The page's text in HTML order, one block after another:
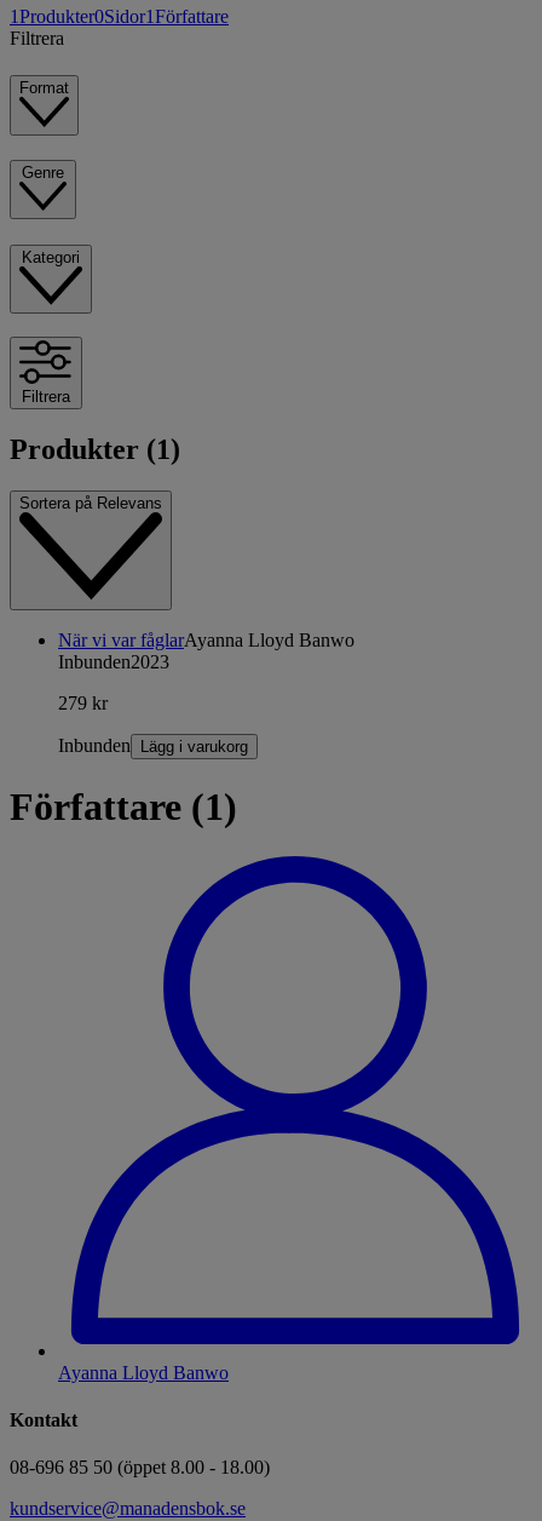
1Produkter0Sidor1Författare
Filtrera
Format
Filtrera
Produkter (1)
Sortera på Relevans
När vi var fåglarAyanna Lloyd Banwo
Inbunden2023
279 kr
Inbunden Lägg i varukorg
Författare (1)
Ayanna Lloyd Banwo
Kontakt
08-696 85 50 (öppet 8.00 - 18.00)
kundservice@manadensbok.se